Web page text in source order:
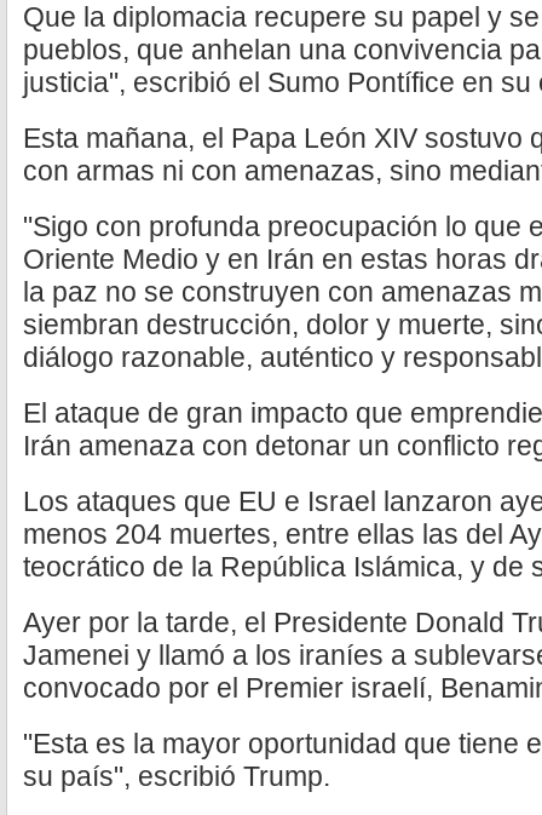
Que la diplomacia recupere su papel y
pueblos, que anhelan una convivencia
justicia", escribió el Sumo Pontífice en su
Esta mañana, el Papa León XIV sostuvo
con armas ni con amenazas, sino
"Sigo con profunda preocupación lo que
Oriente Medio y en Irán en estas horas
la paz no se construyen con amenazas
siembran destrucción, dolor y muerte,
diálogo razonable, auténtico y
El ataque de gran impacto que
Irán amenaza con detonar un conflicto
Los ataques que EU e Israel lanzaron
menos 204 muertes, entre ellas las del
teocrático de la República Islámica, y de
Ayer por la tarde, el Presidente Donald
Jamenei y llamó a los iraníes a
convocado por el Premier israelí,
"Esta es la mayor oportunidad que tiene
su país", escribió Trump.